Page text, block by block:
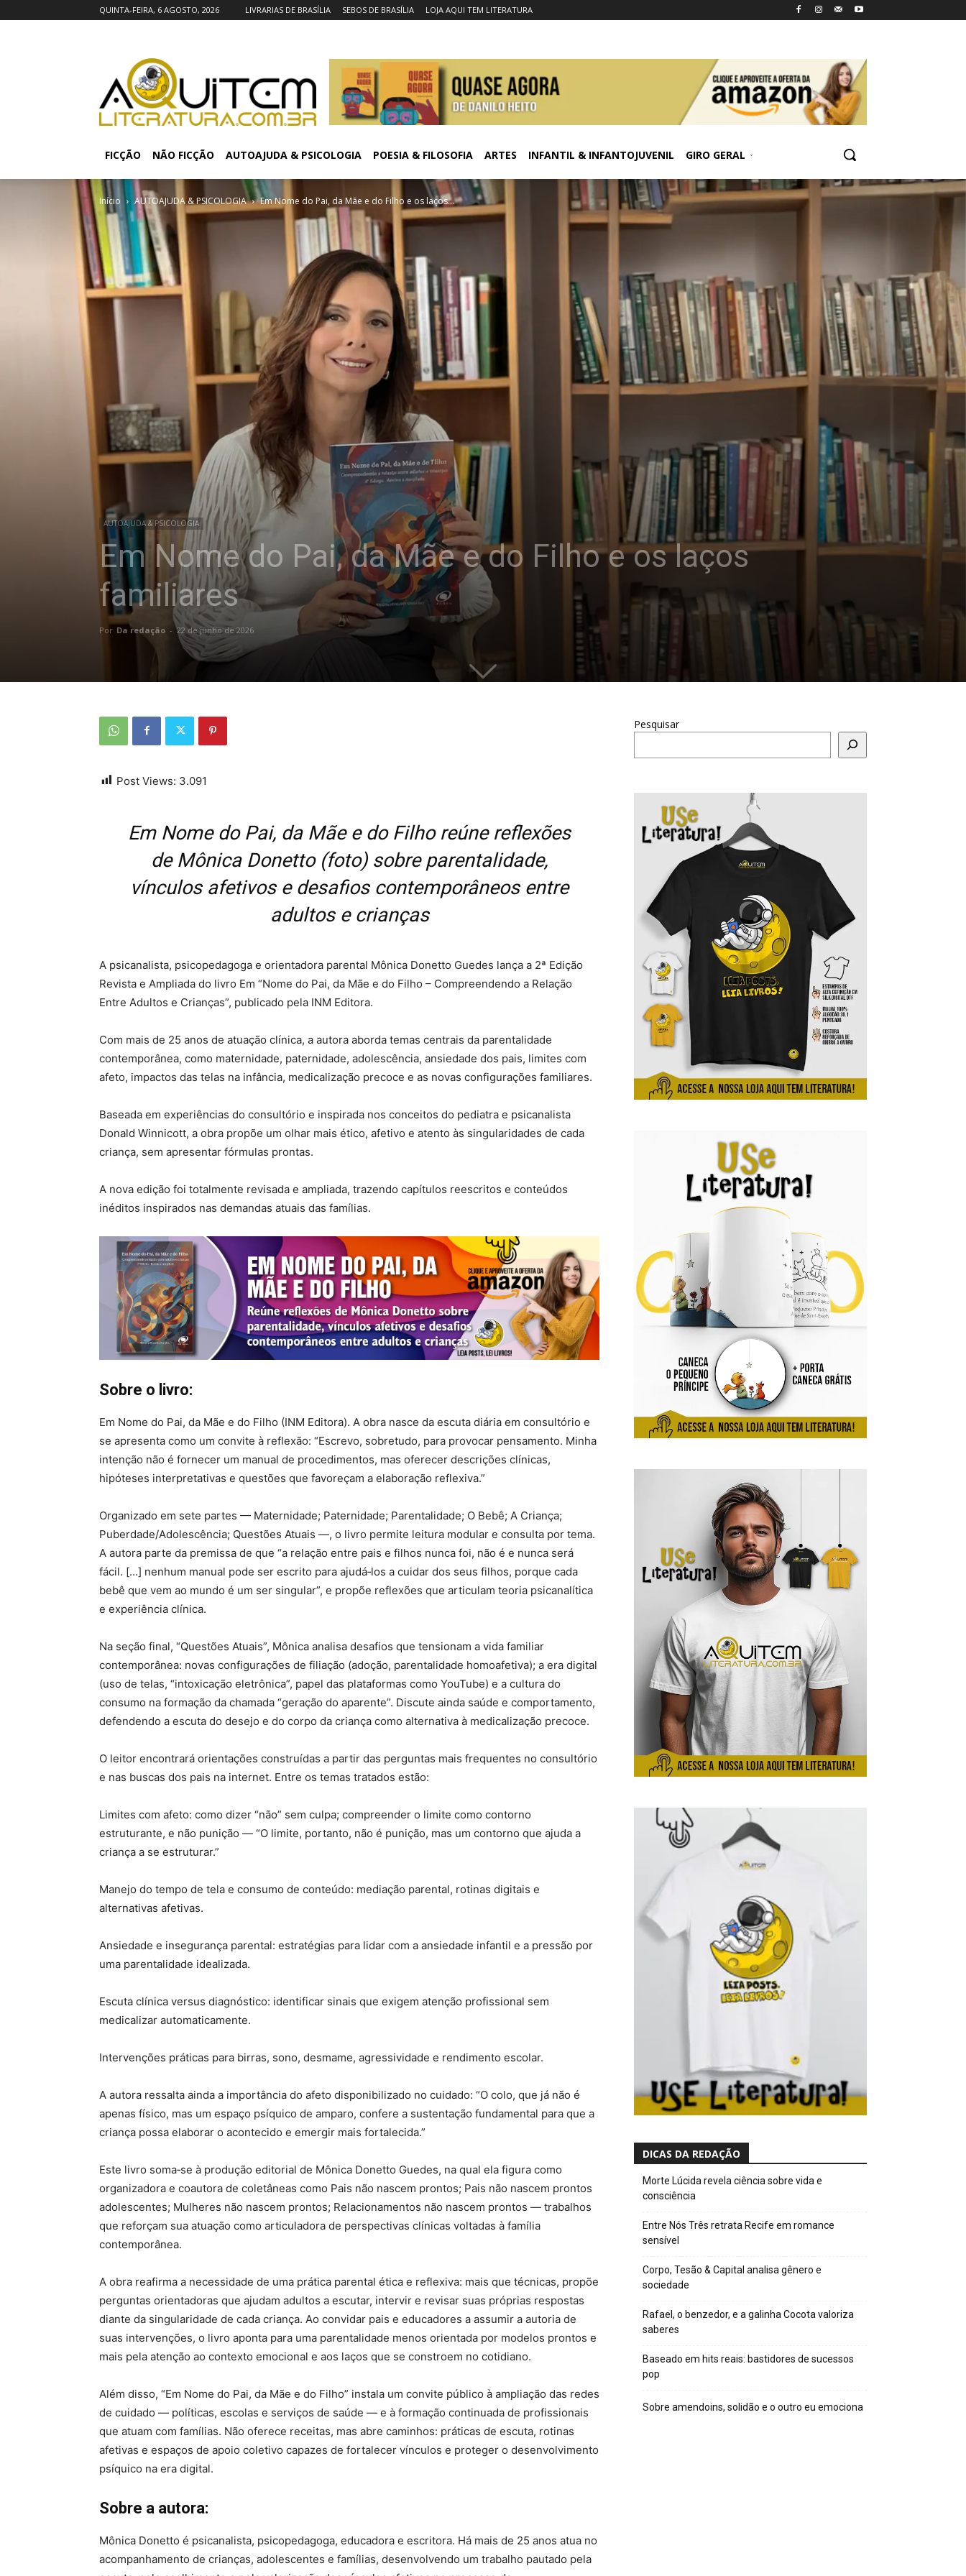
QUINTA-FEIRA, 6 AGOSTO, 2026 LIVRARIAS DE BRASÍLIA SEBOS DE BRASÍLIA LOJA AQUI TEM LITERATURA
FICÇÃO NÃO FICÇÃO AUTOAJUDA & PSICOLOGIA POESIA & FILOSOFIA ARTES INFANTIL & INFANTOJUVENIL GIRO GERAL
Início AUTOAJUDA & PSICOLOGIA Em Nome do Pai, da Mãe e do Filho e os laços...
AUTOAJUDA & PSICOLOGIA
Em Nome do Pai, da Mãe e do Filho e os laços
familiares
Por Da redação - 22 de junho de 2026
Post Views: 3.091
Em Nome do Pai, da Mãe e do Filho reúne reflexões
de Mônica Donetto (foto) sobre parentalidade,
vínculos afetivos e desafios contemporâneos entre
adultos e crianças
A psicanalista, psicopedagoga e orientadora parental Mônica Donetto Guedes lança a 2ª Edição
Revista e Ampliada do livro Em “Nome do Pai, da Mãe e do Filho – Compreendendo a Relação
Entre Adultos e Crianças”, publicado pela INM Editora.
Com mais de 25 anos de atuação clínica, a autora aborda temas centrais da parentalidade
contemporânea, como maternidade, paternidade, adolescência, ansiedade dos pais, limites com
afeto, impactos das telas na infância, medicalização precoce e as novas configurações familiares.
Baseada em experiências do consultório e inspirada nos conceitos do pediatra e psicanalista
Donald Winnicott, a obra propõe um olhar mais ético, afetivo e atento às singularidades de cada
criança, sem apresentar fórmulas prontas.
A nova edição foi totalmente revisada e ampliada, trazendo capítulos reescritos e conteúdos
inéditos inspirados nas demandas atuais das famílias.
Sobre o livro:
Em Nome do Pai, da Mãe e do Filho (INM Editora). A obra nasce da escuta diária em consultório e
se apresenta como um convite à reflexão: “Escrevo, sobretudo, para provocar pensamento. Minha
intenção não é fornecer um manual de procedimentos, mas oferecer descrições clínicas,
hipóteses interpretativas e questões que favoreçam a elaboração reflexiva.”
Organizado em sete partes — Maternidade; Paternidade; Parentalidade; O Bebê; A Criança;
Puberdade/Adolescência; Questões Atuais —, o livro permite leitura modular e consulta por tema.
A autora parte da premissa de que “a relação entre pais e filhos nunca foi, não é e nunca será
fácil. […] nenhum manual pode ser escrito para ajudá‑los a cuidar dos seus filhos, porque cada
bebê que vem ao mundo é um ser singular”, e propõe reflexões que articulam teoria psicanalítica
e experiência clínica.
Na seção final, “Questões Atuais”, Mônica analisa desafios que tensionam a vida familiar
contemporânea: novas configurações de filiação (adoção, parentalidade homoafetiva); a era digital
(uso de telas, “intoxicação eletrônica”, papel das plataformas como YouTube) e a cultura do
consumo na formação da chamada “geração do aparente”. Discute ainda saúde e comportamento,
defendendo a escuta do desejo e do corpo da criança como alternativa à medicalização precoce.
O leitor encontrará orientações construídas a partir das perguntas mais frequentes no consultório
e nas buscas dos pais na internet. Entre os temas tratados estão:
Limites com afeto: como dizer “não” sem culpa; compreender o limite como contorno
estruturante, e não punição — “O limite, portanto, não é punição, mas um contorno que ajuda a
criança a se estruturar.”
Manejo do tempo de tela e consumo de conteúdo: mediação parental, rotinas digitais e
alternativas afetivas.
Ansiedade e insegurança parental: estratégias para lidar com a ansiedade infantil e a pressão por
uma parentalidade idealizada.
Escuta clínica versus diagnóstico: identificar sinais que exigem atenção profissional sem
medicalizar automaticamente.
Intervenções práticas para birras, sono, desmame, agressividade e rendimento escolar.
A autora ressalta ainda a importância do afeto disponibilizado no cuidado: “O colo, que já não é
apenas físico, mas um espaço psíquico de amparo, confere a sustentação fundamental para que a
criança possa elaborar o acontecido e emergir mais fortalecida.”
Este livro soma‑se à produção editorial de Mônica Donetto Guedes, na qual ela figura como
organizadora e coautora de coletâneas como Pais não nascem prontos; Pais não nascem prontos
adolescentes; Mulheres não nascem prontos; Relacionamentos não nascem prontos — trabalhos
que reforçam sua atuação como articuladora de perspectivas clínicas voltadas à família
contemporânea.
A obra reafirma a necessidade de uma prática parental ética e reflexiva: mais que técnicas, propõe
perguntas orientadoras que ajudam adultos a escutar, intervir e revisar suas próprias respostas
diante da singularidade de cada criança. Ao convidar pais e educadores a assumir a autoria de
suas intervenções, o livro aponta para uma parentalidade menos orientada por modelos prontos e
mais pela atenção ao contexto emocional e aos laços que se constroem no cotidiano.
Além disso, “Em Nome do Pai, da Mãe e do Filho” instala um convite público à ampliação das redes
de cuidado — políticas, escolas e serviços de saúde — e à formação continuada de profissionais
que atuam com famílias. Não oferece receitas, mas abre caminhos: práticas de escuta, rotinas
afetivas e espaços de apoio coletivo capazes de fortalecer vínculos e proteger o desenvolvimento
psíquico na era digital.
Sobre a autora:
Mônica Donetto é psicanalista, psicopedagoga, educadora e escritora. Há mais de 25 anos atua no
acompanhamento de crianças, adolescentes e famílias, desenvolvendo um trabalho pautado pela
Pesquisar
DICAS DA REDAÇÃO
Morte Lúcida revela ciência sobre vida e
consciência
Entre Nós Três retrata Recife em romance
sensível
Corpo, Tesão & Capital analisa gênero e
sociedade
Rafael, o benzedor, e a galinha Cocota valoriza
saberes
Baseado em hits reais: bastidores de sucessos
pop
Sobre amendoins, solidão e o outro eu emociona